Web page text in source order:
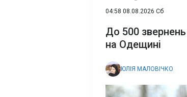
04:58 08.08.2026 Сб
До 500
на Одещині
ЮЛІЯ МАЛОВІЧКО